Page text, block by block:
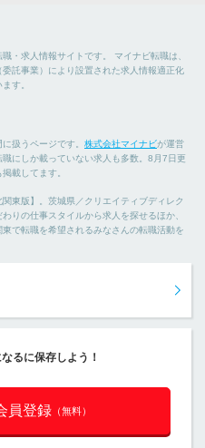
・求人情報サイトです。 マイナビ転職は、
委託事業）により設置された求人情報適正化
す。
扱うページです。 株式会社マイナビが運営
にしか載っていない求人も多数。8月7日更
載してます。
東版】。茨城県／クリエイティブディレク
りの仕事スタイルから求人を探せるほか、
で転職を希望されるみなさんの転職活動を
るに保存しよう！
員登録 （無料）